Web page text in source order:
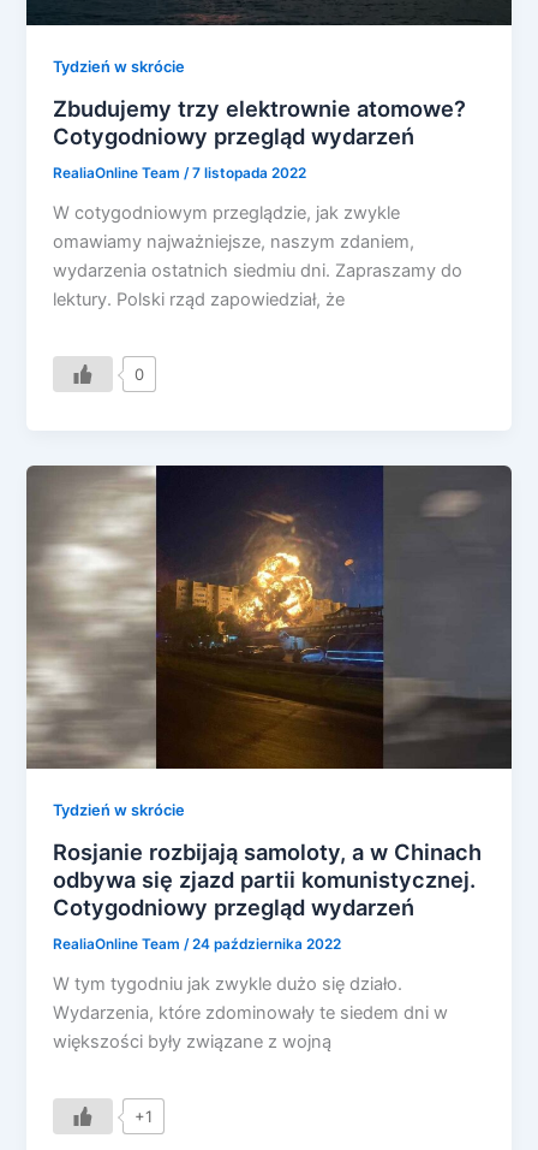
Tydzień w skrócie
Zbudujemy trzy elektrownie atomowe?
Cotygodniowy przegląd wydarzeń
RealiaOnline Team/7 listopada 2022
W cotygodniowym przeglądzie, jak zwykle
omawiamy najważniejsze, naszym zdaniem,
wydarzenia ostatnich siedmiu dni. Zapraszamy do
lektury. Polski rząd zapowiedział, że
0
Tydzień w skrócie
Rosjanie rozbijają samoloty, a w Chinach
odbywa się zjazd partii komunistycznej.
Cotygodniowy przegląd wydarzeń
RealiaOnline Team /24 października 2022
W tym tygodniu jak zwykle dużo się działo.
Wydarzenia, które zdominowały te siedem dni w
większości były związane z wojną
+1